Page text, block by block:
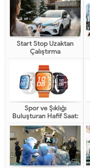
Start Stop Uzaktan
Çalıştırma
Spor ve Şıklığı
Buluşturan Hafif Saat:
HUAWEI WATCH FIT 5
Pro